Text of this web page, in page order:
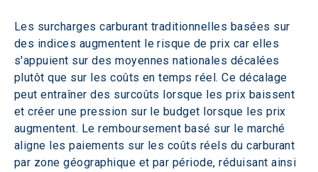
Les surcharges carburant traditionnelles basées sur
des indices augmentent le risque de prix car elles
s'appuient sur des moyennes nationales décalées
plutôt que sur les coûts en temps réel. Ce décalage
peut entraîner des surcoûts lorsque les prix baissent
et créer une pression sur le budget lorsque les prix
augmentent. Le remboursement basé sur le marché
aligne les paiements sur les coûts réels du carburant
par zone géographique et par période, réduisant ainsi